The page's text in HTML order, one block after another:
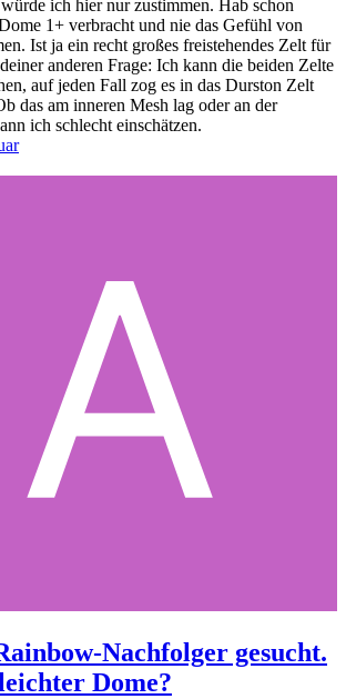
ich hier nur zustimmen. Hab schon
1+ verbracht und nie das Gefühl von
Ist ja ein recht großes freistehendes Zelt für
anderen Frage: Ich kann die beiden Zelte
auf jeden Fall zog es in das Durston Zelt
das am inneren Mesh lag oder an der
ich schlecht einschätzen.
Nachfolger gesucht.
Dome?